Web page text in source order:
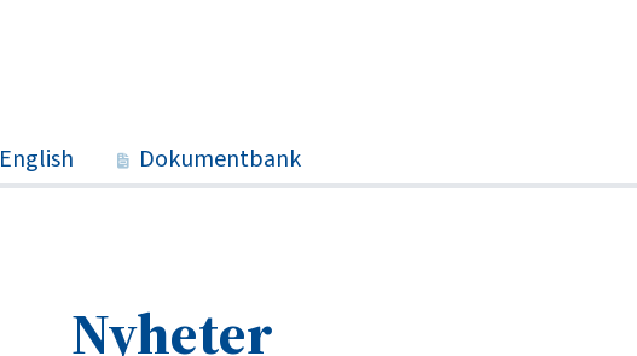
English Dokumentbank
Nyheter